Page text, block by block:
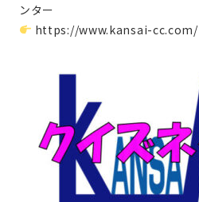
ンター
https://www.kansai-cc.com/